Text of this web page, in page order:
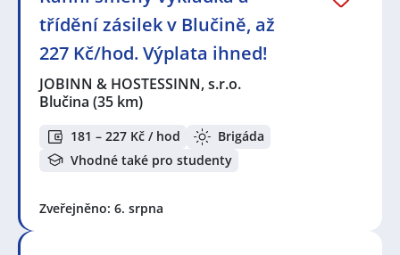
třídění zásilek v Blučině, až
227 Kč/hod. Výplata ihned!
JOBINN & HOSTESSINN, s.r.o.
Blučina (35 km)
181 – 227 Kč / hod
Brigáda
Vhodné také pro studenty
Zveřejněno: 6. srpna